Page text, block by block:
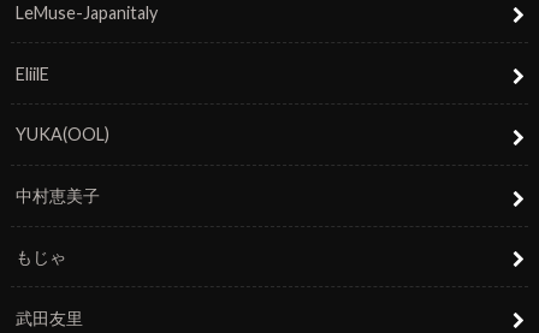
LeMuse-Japanitaly
EliilE
YUKA(OOL)
中村恵美子
もじゃ
武田友里